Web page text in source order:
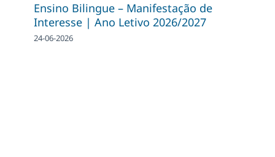
Ensino Bilingue – Manifestação de
Interesse | Ano Letivo 2026/2027
24-06-2026